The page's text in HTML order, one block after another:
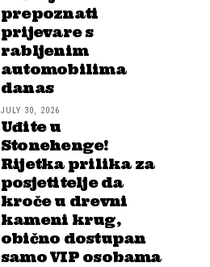
prepoznati
prijevare s
rabljenim
automobilima
danas
JULY 30, 2026
Uđite u
Stonehenge!
Rijetka prilika za
posjetitelje da
kroče u drevni
kameni krug,
obično dostupan
samo VIP osobama